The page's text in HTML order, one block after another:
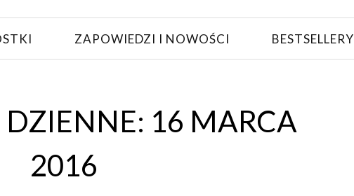
ZAPOWIEDZI I NOWOŚCI BESTSELLERY
16 MARCA
2016